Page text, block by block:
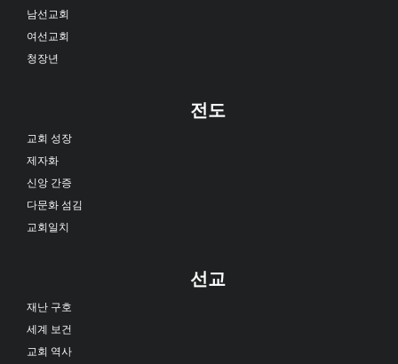
남선교회
여선교회
청장년
전도
교회 성장
제자화
신앙 간증
다문화 섬김
교회일치
선교
재난 구호
세계 보건
교회 역사